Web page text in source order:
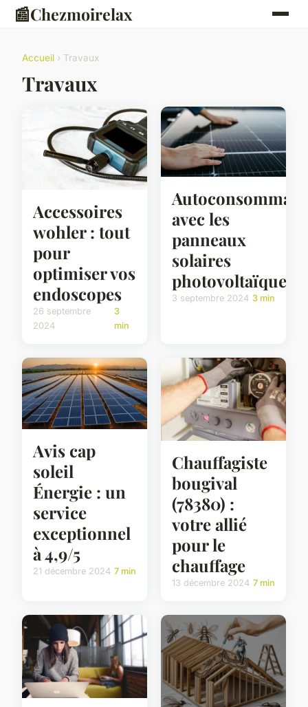
📰Chezmoirelax
Accueil › Travaux
Travaux
Accessoires
wohler : tout
pour
optimiser vos
endoscopes
26 septembre
2024
3
min
avec les
panneaux
solaires
photovoltaïques
3 septembre 2024 3 min
Avis cap
soleil
Énergie : un
service
exceptionnel
à 4,9/5
21 décembre 2024 7 min
Chauffagiste
bougival
(78380) :
votre allié
pour le
chauffage
13 décembre 2024 7 min